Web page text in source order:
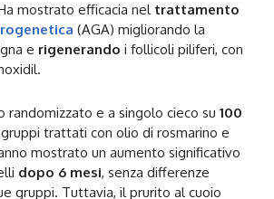
mostrato efficacia nel trattamento
(AGA) migliorando la
e rigenerando i follicoli piliferi, con
randomizzato e a singolo cieco su 100
gruppi trattati con olio di rosmarino e
mostrato un aumento significativo
dopo 6 mesi, senza differenze
gruppi. Tuttavia, il prurito al cuoio